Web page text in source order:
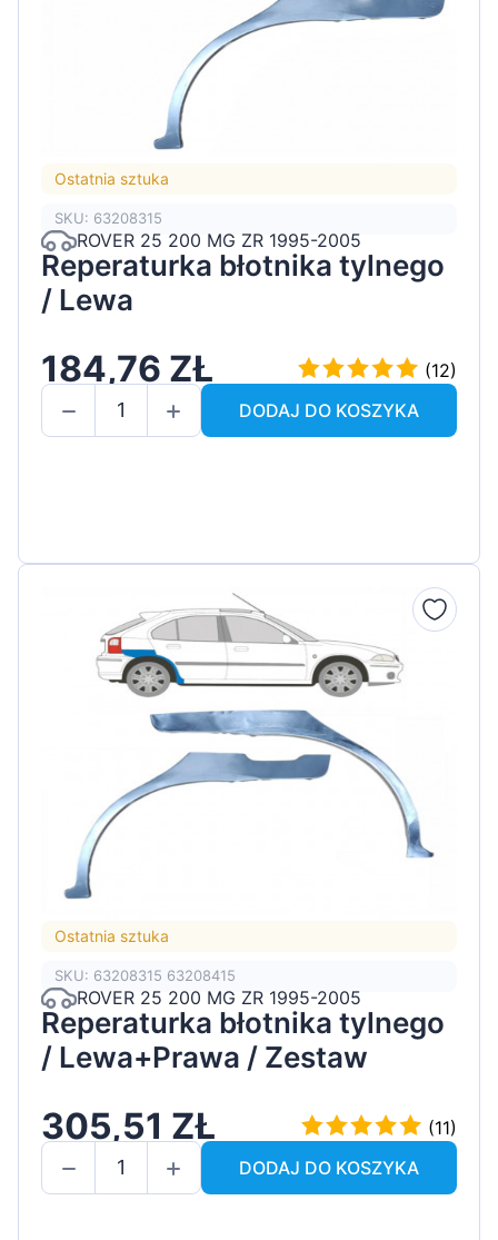
Ostatnia sztuka
SKU: 63208315
ROVER 25 200 MG ZR 1995-2005
Reperaturka błotnika tylnego
/ Lewa
184,76 ZŁ
(12)
DODAJ DO KOSZYKA
Ostatnia sztuka
SKU: 63208315 63208415
ROVER 25 200 MG ZR 1995-2005
Reperaturka błotnika tylnego
/ Lewa+Prawa / Zestaw
305,51 ZŁ
(11)
DODAJ DO KOSZYKA